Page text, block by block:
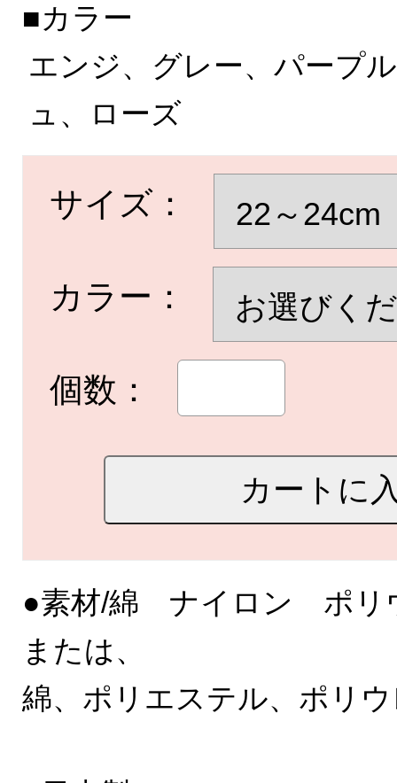
■カラー
エンジ、グレー、パープ
ュ、ローズ
サイズ：
カラー：
個数：
●素材/綿 ナイロン ポリ
または、
綿、ポリエステル、ポリ